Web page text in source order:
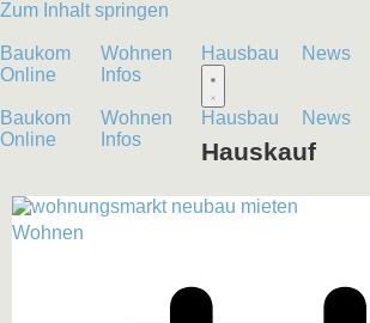
Zum Inhalt springen
Baukom
Online
Wohnen Hausbau News
Infos
Baukom
Online
Wohnen Hausbau News
Infos
Hauskauf
Wohnen